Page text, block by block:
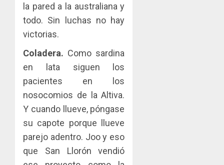
la pared a la australiana y
todo. Sin luchas no hay
victorias.
Coladera. Como sardina
en lata siguen los
pacientes en los
nosocomios de la Altiva.
Y cuando llueve, póngase
su capote porque llueve
parejo adentro. Joo y eso
que San Llorón vendió